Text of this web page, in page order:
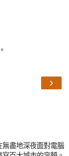
›
盡地深夜面對電腦